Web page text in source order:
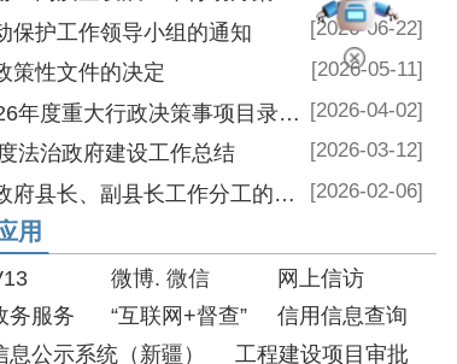
作总结 [2026-03-12]
关于印发阿合奇县第十七届人民政府县长、副县长工作分工的通知 [2026-02-06]
.微信 网上信访
网+督查” 信用信息查询
疆） 工程建设项目审批
服务好差评
域信息公开
设项目
财政预决算
境
公共文化服务